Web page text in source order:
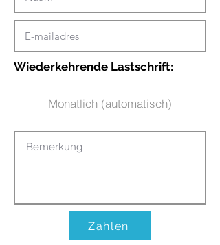
Wiederkehrende Lastschrift:
Monatlich (automatisch)
Zahlen